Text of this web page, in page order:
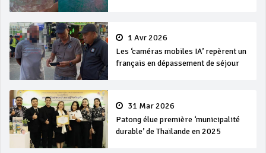
1 Avr 2026
Les ‘caméras mobiles IA’ repèrent un
français en dépassement de séjour
31 Mar 2026
Patong élue première ‘municipalité
durable’ de Thaïlande en 2025